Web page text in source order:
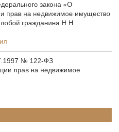
закона «О
прав на недвижимое имущество
гражданина Н.Н.
№ 122-ФЗ
прав на недвижимое